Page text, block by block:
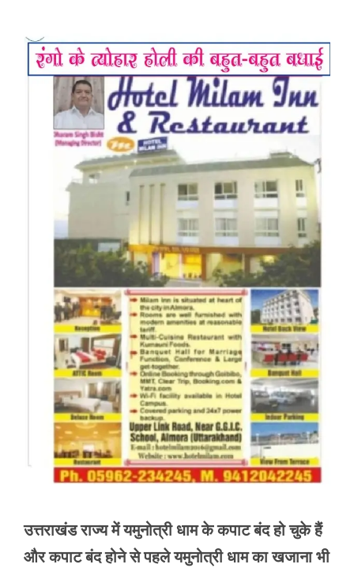
उत्तराखंड राज्य में यमुनोत्री धाम के कपाट बंद हो चुके हैं
और कपाट बंद होने से पहले यमुनोत्री धाम का खजाना भी